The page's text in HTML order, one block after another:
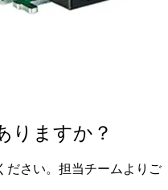
りますか？
ださい。担当チームよりご